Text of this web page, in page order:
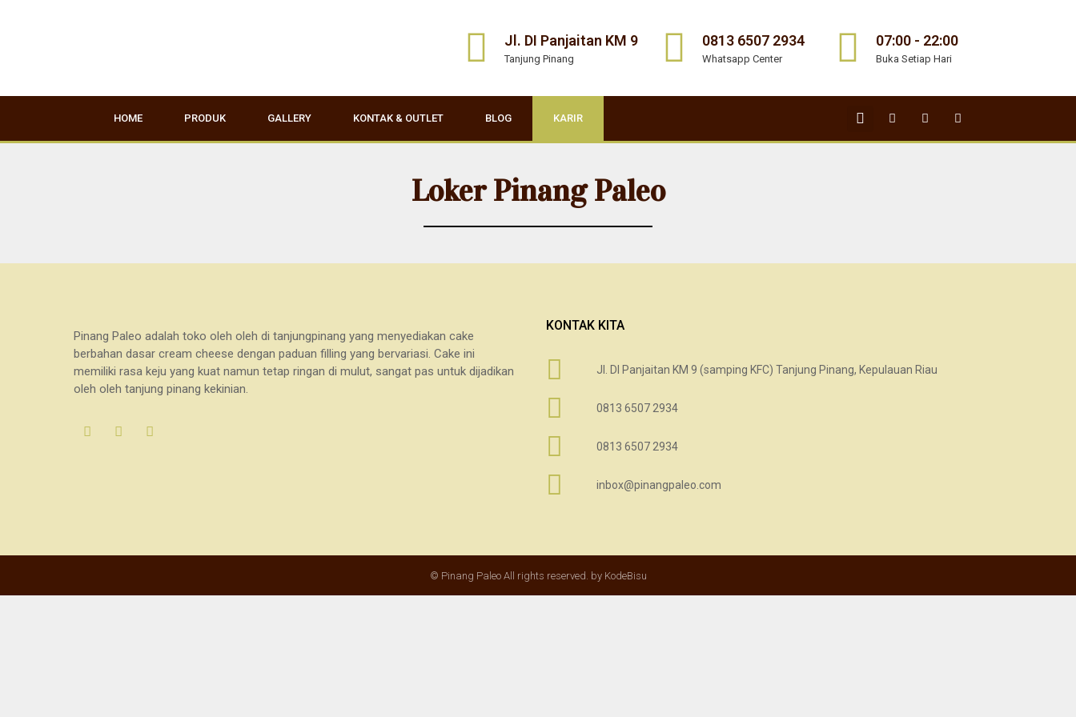
Jl. DI Panjaitan KM 9
Tanjung Pinang
0813 6507 2934
Whatsapp Center
07:00 - 22:00
Buka Setiap Hari
HOME PRODUK GALLERY KONTAK & OUTLET BLOG KARIR
Loker Pinang Paleo
Pinang Paleo adalah toko oleh oleh di tanjungpinang yang menyediakan cake
berbahan dasar cream cheese dengan paduan filling yang bervariasi. Cake ini
memiliki rasa keju yang kuat namun tetap ringan di mulut, sangat pas untuk dijadikan
oleh oleh tanjung pinang kekinian.
KONTAK KITA
Jl. DI Panjaitan KM 9 (samping KFC) Tanjung Pinang, Kepulauan Riau
0813 6507 2934
0813 6507 2934
inbox@pinangpaleo.com
© Pinang Paleo All rights reserved. by KodeBisu